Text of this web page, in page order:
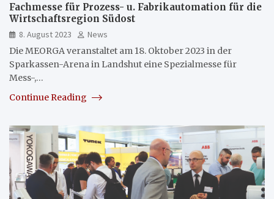
Fachmesse für Prozess- u. Fabrikautomation für die
Wirtschaftsregion Südost
8. August 2023
News
Die MEORGA veranstaltet am 18. Oktober 2023 in der
Sparkassen-Arena in Landshut eine Spezialmesse für
Mess-,…
Continue Reading